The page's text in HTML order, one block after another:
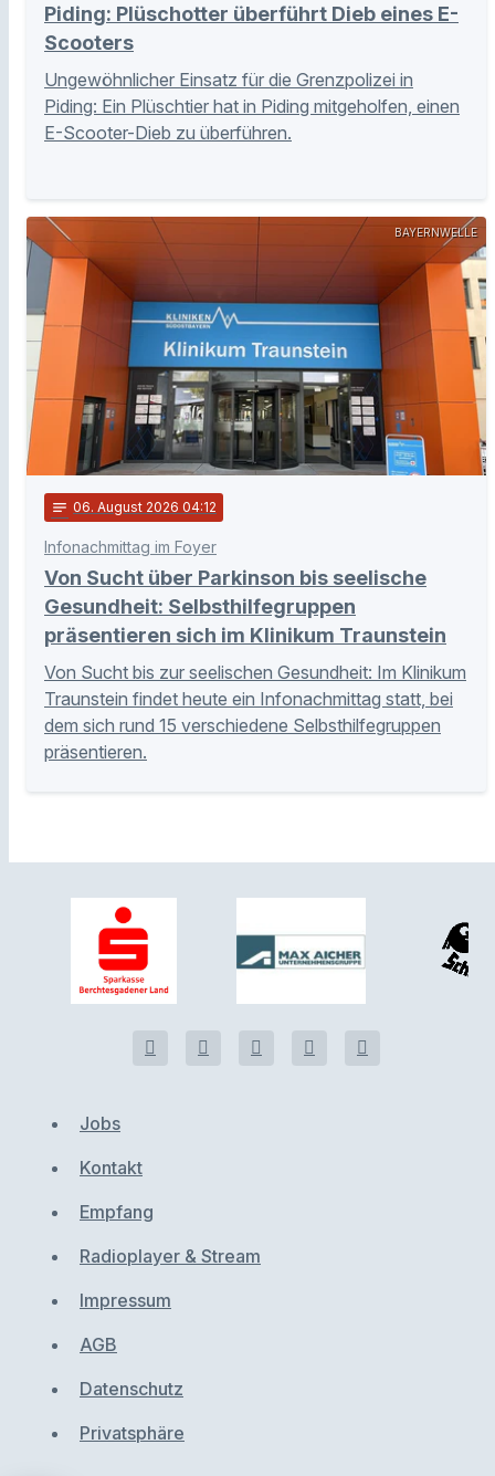
Piding: Plüschotter überführt Dieb eines E-
Scooters
Ungewöhnlicher Einsatz für die Grenzpolizei in
Piding: Ein Plüschtier hat in Piding mitgeholfen, einen
E-Scooter-Dieb zu überführen.
BAYERNWELLE
notes 06. August 2026 04:12
Infonachmittag im Foyer
Von Sucht über Parkinson bis seelische
Gesundheit: Selbsthilfegruppen
präsentieren sich im Klinikum Traunstein
Von Sucht bis zur seelischen Gesundheit: Im Klinikum
Traunstein findet heute ein Infonachmittag statt, bei
dem sich rund 15 verschiedene Selbsthilfegruppen
präsentieren.
Jobs
Kontakt
Empfang
Radioplayer & Stream
Impressum
AGB
Datenschutz
Privatsphäre